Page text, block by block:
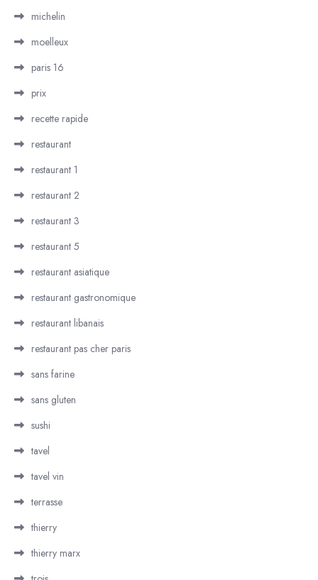
michelin
moelleux
paris 16
prix
recette rapide
restaurant
restaurant 1
restaurant 2
restaurant 3
restaurant 5
restaurant asiatique
restaurant gastronomique
restaurant libanais
restaurant pas cher paris
sans farine
sans gluten
sushi
tavel
tavel vin
terrasse
thierry
thierry marx